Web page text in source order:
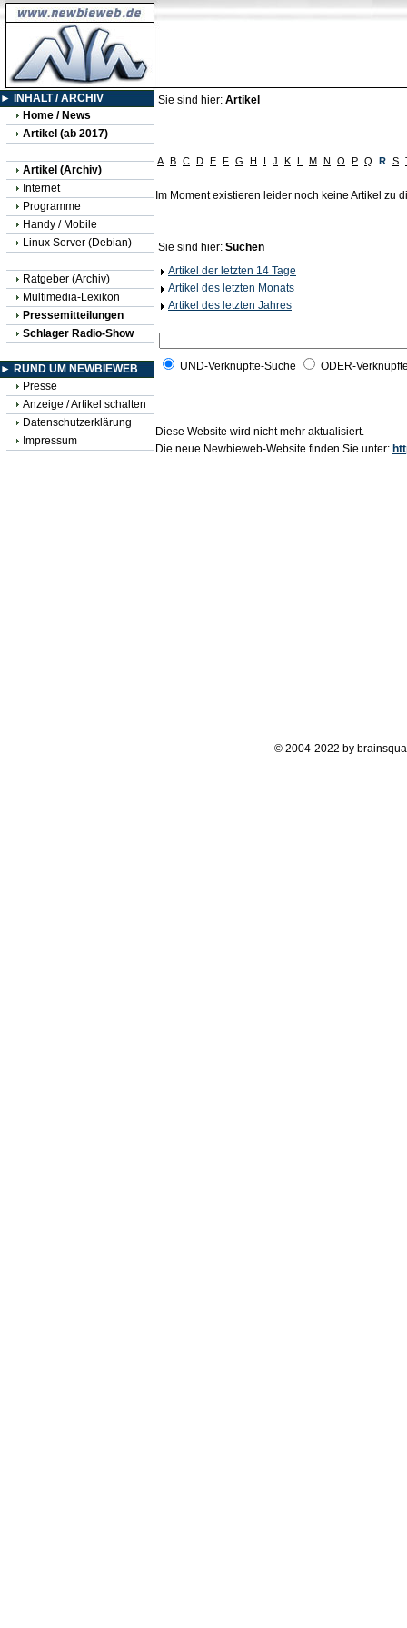
► INHALT / ARCHIV
Home / News
Artikel (ab 2017)
Artikel (Archiv)
Internet
Programme
Handy / Mobile
Linux Server (Debian)
Ratgeber (Archiv)
Multimedia-Lexikon
Pressemitteilungen
Schlager Radio-Show
► RUND UM NEWBIEWEB
Presse
Anzeige / Artikel schalten
Datenschutzerklärung
Impressum
Sie sind hier: Artikel
A B C D E F G H I J K L M N O P Q R S
Im Moment existieren leider noch keine Artikel zu
Sie sind hier: Suchen
Artikel der letzten 14 Tage
Artikel des letzten Monats
Artikel des letzten Jahres
UND-Verknüpfte-Suche ODER-
Diese Website wird nicht mehr aktualisiert.
Die neue Newbieweb-Website finden Sie unter:
© 2004-2022 by